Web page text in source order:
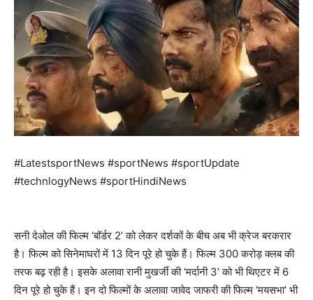
#LatestsportNews #sportNews #sportUpdate
#technlogyNews #sportHindiNews
सनी देओल की फिल्म ‘बॉर्डर 2’ को लेकर दर्शकों के बीच अब भी क्रेज बरकरार
है। फिल्म को सिनेमाघरों में 13 दिन पूरे हो चुके हैं। फिल्म 300 करोड़ क्लब की
तरफ बढ़ रही है। इसके अलावा रानी मुखर्जी की ‘मर्दानी 3’ को भी थिएटर में 6
दिन पूरे हो चुके हैं। इन दो फिल्मों के अलावा जावेद जाफरी की फिल्म ‘मयसभा’ भी